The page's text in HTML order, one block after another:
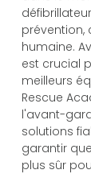
prévention,
humaine.
est crucial
meilleurs
Rescue
l'avant-
solutions
garantir
plus sûr